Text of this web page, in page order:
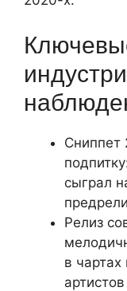
Сниппет
сыграл
Релиз
в